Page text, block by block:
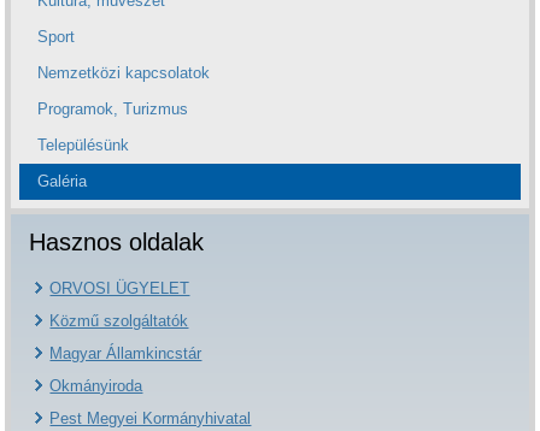
Sport
Nemzetközi kapcsolatok
Programok, Turizmus
Településünk
Galéria
Hasznos oldalak
ORVOSI ÜGYELET
Közmű szolgáltatók
Magyar Államkincstár
Okmányiroda
Pest Megyei Kormányhivatal